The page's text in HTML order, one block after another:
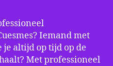
Iemand met
altijd op tijd op de
Met professioneel